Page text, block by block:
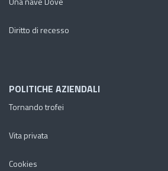
Diritto di recesso
POLITICHE AZIENDALI
Tornando trofei
Vita privata
Cookies